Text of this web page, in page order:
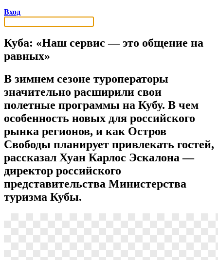
Вход
Куба: «Наш сервис — это общение на
равных»
В зимнем сезоне туроператоры
значительно расширили свои
полетные программы на Кубу. В чем
особенность новых для российского
рынка регионов, и как Остров
Свободы планирует привлекать гостей,
рассказал Хуан Карлос Эскалона —
директор российского
представительства Министерства
туризма Кубы.